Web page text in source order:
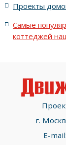
Проекты
Самые
коттеджей
г.
E-mail: